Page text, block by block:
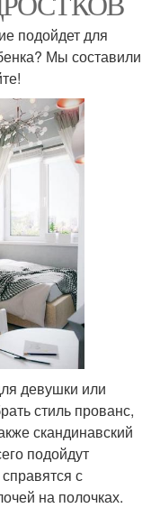
подойдет для
Мы составили
девушки или
стиль прованс,
скандинавский
подойдут
с
на полочках.